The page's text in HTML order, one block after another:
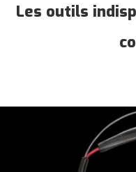
Les outils